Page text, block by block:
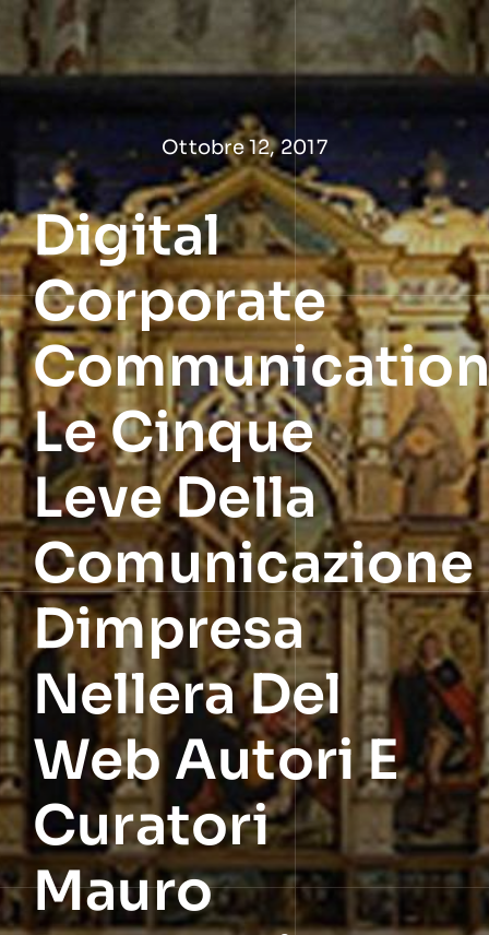
Salta
contenuto
Ottobre 12, 2017
Digital
Corporate
Le Cinque
Leve Della
Comunicazione
Dimpresa
Nellera Del
Web Autori E
Curatori
Mauro